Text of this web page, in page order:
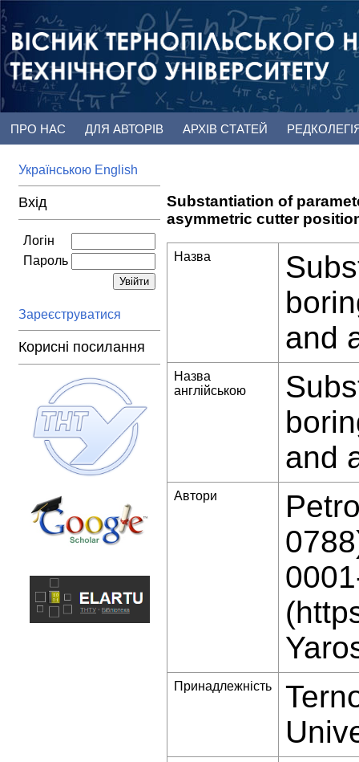
ПРО НАС ДЛЯ АВТОРІВ АРХІВ СТАТЕЙ
Українською English
Вхід
Логін
Пароль
Зареєструватися
Корисні посилання
Substantiation of
asymmetric cutter
Назва
and
Назва
англійською
and
Автори
Принадлежність